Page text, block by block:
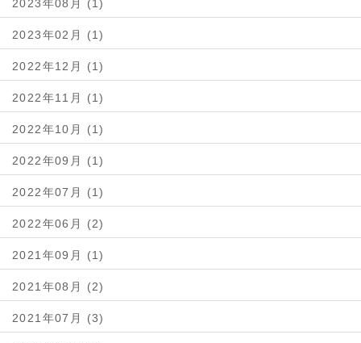
2023年08月 (1)
2023年02月 (1)
2022年12月 (1)
2022年11月 (1)
2022年10月 (1)
2022年09月 (1)
2022年07月 (1)
2022年06月 (2)
2021年09月 (1)
2021年08月 (2)
2021年07月 (3)